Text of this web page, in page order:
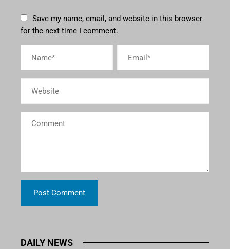
Save my name, email, and website in this browser
for the next time I comment.
DAILY NEWS